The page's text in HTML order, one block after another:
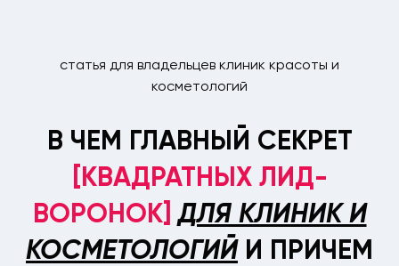
статья для владельцев клиник красоты и
косметологий
В ЧЕМ ГЛАВНЫЙ СЕКРЕТ
[КВАДРАТНЫХ ЛИД-
ВОРОНОК] ДЛЯ КЛИНИК И
КОСМЕТОЛОГИЙ И ПРИЧЕМ